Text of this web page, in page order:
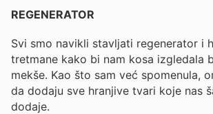
REGENERATOR
Svi smo navikli stavljati regenerator i
tretmane kako bi nam kosa izgledala
mekše. Kao što sam već spomenula,
da dodaju sve hranjive tvari koje nas
dodaje.